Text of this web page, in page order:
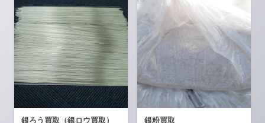
銀ろう買取（銀ロウ買取） 銀粉買取